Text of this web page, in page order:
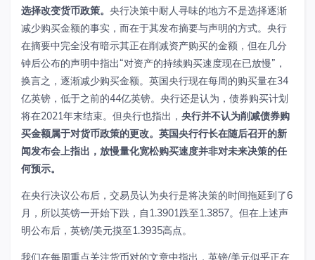
选择改变货币政策。 央行决策中耐人寻味的地方不是选择逐渐
减少购买金额的事实，而在于其发布摘要与声明的方式。央行
在摘要中完全没有暗示其正在削减资产购买的金额，但在几分
钟后公布的声明中指出“对资产的持续购买速度现在已放慢”，
换言之，逐渐减少购买金额。英国央行现在每周的购买量在34
亿英镑，低于之前的44亿英镑。央行还是认为，债券购买计划
将在2021年末结束。但央行也指出， 央行并不认为削减债券购
买金额属于对货币政策的更改。英国央行行长在随后召开的新
闻发布会上指出，放慢量化宽松购买速度并非对未来决策的任
何预示。
在央行决议公布后，交易员认为央行是将决策的时间拖延到了6
月，所以英镑一开始下跌，自1.3901跌至1.3857。但在上述声
明公布后，英镑/美元摸至1.3935高点。
我们在每周重点关注货币对的文章中指出，英镑/美元似乎正在